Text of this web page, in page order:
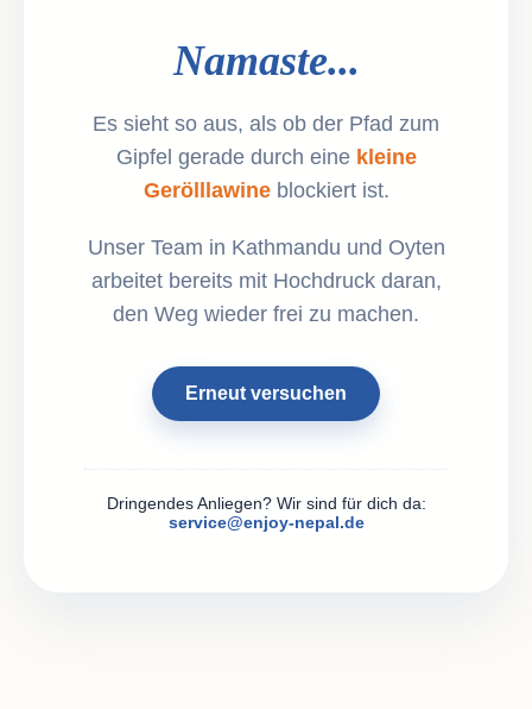
Namaste...
Es sieht so aus, als ob der Pfad zum
Gipfel gerade durch eine kleine
Gerölllawineblockiert ist.
Unser Team in Kathmandu und Oyten
arbeitet bereits mit Hochdruck daran,
den Weg wieder frei zu machen.
Erneut versuchen
Dringendes Anliegen? Wir sind für dich da:
service@enjoy-nepal.de